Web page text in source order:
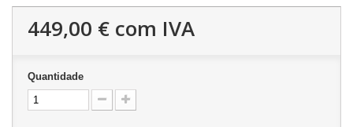
449,00 € com IVA
Quantidade